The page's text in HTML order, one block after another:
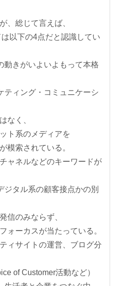
、総じて言えば、
以下の4点だと認識してい
きがいよいよもって本格
ティング・コミュニケーシ
なく、
ト系のメディアを
模索されている。
ャネルなどのキーワードが
タル系の顧客接点かの別
信のみならず、
ォーカスが当たっている。
ィサイトの運営、ブログ分
of Customer活動など）